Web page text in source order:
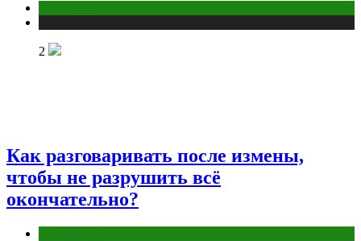
2
Как разговаривать после измены,
чтобы не разрушить всё
окончательно?